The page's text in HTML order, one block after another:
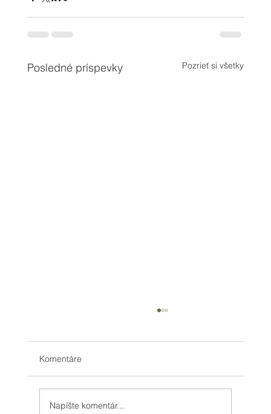
Posledné príspevky Pozrieť si všetky
Komentáre
Napíšte komentár...